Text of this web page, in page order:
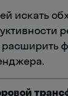
искать